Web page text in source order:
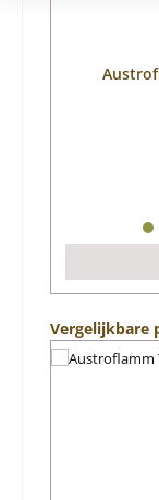
Productgalerij
Vergelijkbare